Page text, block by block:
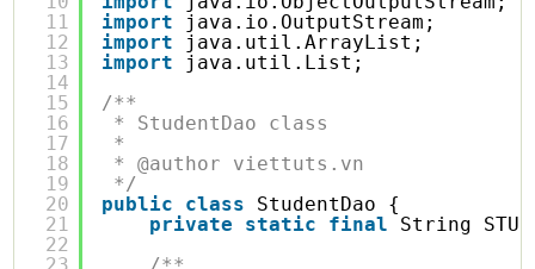
11
12
13
14
15
16
17
18
19
20
21
22
import
java.io.OutputStream;
import
java.util.ArrayList;
import
java.util.List;
/**
* StudentDao class
*
* @author viettuts.vn
*/
public
class
StudentDao {
private
static final
String